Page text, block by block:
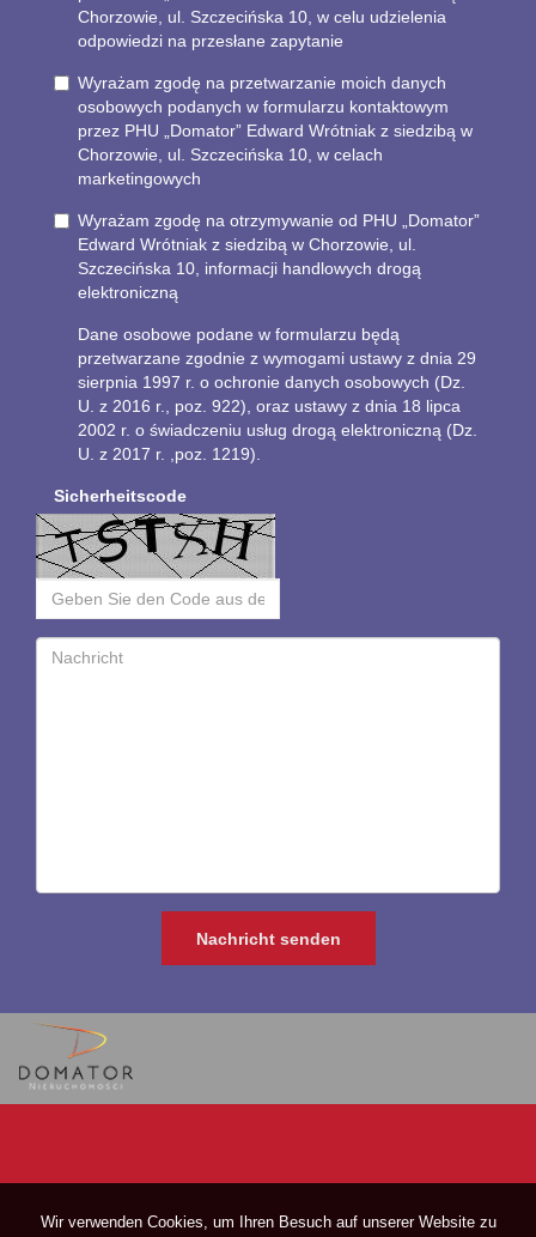
Chorzowie, ul. Szczecińska 10, w celu udzielenia
odpowiedzi na przesłane zapytanie
Wyrażam zgodę na przetwarzanie moich danych
osobowych podanych w formularzu kontaktowym
przez PHU „Domator” Edward Wrótniak z siedzibą w
Chorzowie, ul. Szczecińska 10, w celach
marketingowych
Wyrażam zgodę na otrzymywanie od PHU „Domator”
Edward Wrótniak z siedzibą w Chorzowie, ul.
Szczecińska 10, informacji handlowych drogą
elektroniczną
Dane osobowe podane w formularzu będą
przetwarzane zgodnie z wymogami ustawy z dnia 29
sierpnia 1997 r. o ochronie danych osobowych (Dz.
U. z 2016 r., poz. 922), oraz ustawy z dnia 18 lipca
2002 r. o świadczeniu usług drogą elektroniczną (Dz.
U. z 2017 r. ,poz. 1219).
Sicherheitscode
Wir verwenden Cookies, um Ihren Besuch auf unserer Website zu